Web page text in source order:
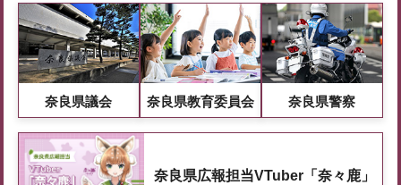
奈良県議会 奈良県教育委員会 奈良県警察
奈良県広報担当VTuber「奈々鹿」